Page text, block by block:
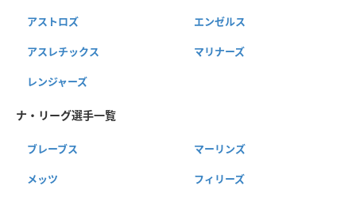
アストロズ エンゼルス
アスレチックス マリナーズ
レンジャーズ
ナ・リーグ選手一覧
ブレーブス マーリンズ
メッツ フィリーズ